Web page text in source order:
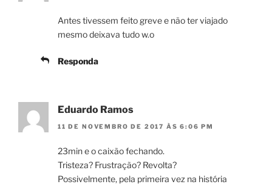
Antes tivessem feito greve e não ter viajado
mesmo deixava tudo w.o
Responda
Eduardo Ramos
11 DE NOVEMBRO DE 2017 ÀS 6:06 PM
23min e o caixão fechando.
Tristeza? Frustração? Revolta?
Possivelmente, pela primeira vez na história